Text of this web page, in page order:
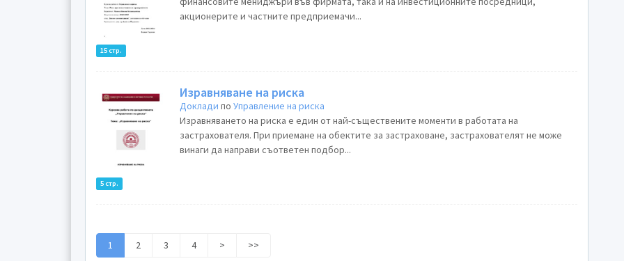
15 стр.
акционерите и частните предприемачи...
5 стр.
Изравняване на риска
Доклади поУправление на риска
Изравняването на риска е един от най-съществените моменти в работата на
застрахователя. При приемане на обектите за застраховане, застрахователят не може
винаги да направи съответен подбор...
1 2 3 4 > >>